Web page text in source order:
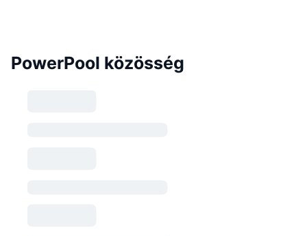
PowerPool közösség